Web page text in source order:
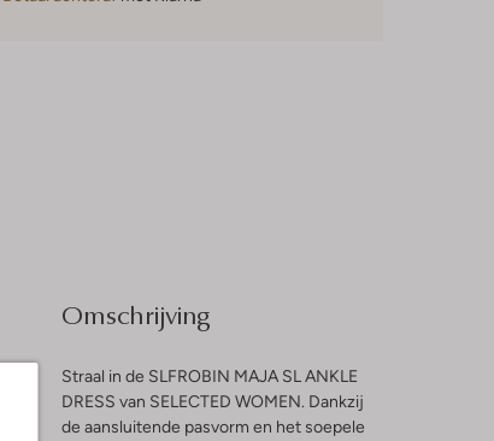
Omschrijving
Straal in de SLFROBIN MAJA SL ANKLE
DRESS van SELECTED WOMEN. Dankzij
de aansluitende pasvorm en het soepele